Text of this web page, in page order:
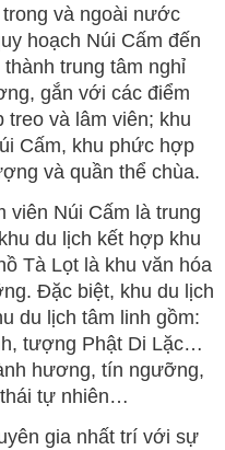
và ngoài nước
hoạch Núi Cấm đến
trung tâm nghỉ
gắn với các điểm
treo và lâm viên; khu
Cấm, khu phức hợp
và quần thể chùa.
viên Núi Cấm là trung
du lịch kết hợp khu
Tà Lọt là khu văn hóa
Đặc biệt, khu du lịch
du lịch tâm linh gồm:
tượng Phật Di Lặc…
hương, tín ngưỡng,
tự nhiên…
gia nhất trí với sự